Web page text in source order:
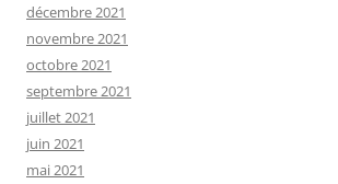
décembre 2021
novembre 2021
octobre 2021
septembre 2021
juillet 2021
juin 2021
mai 2021